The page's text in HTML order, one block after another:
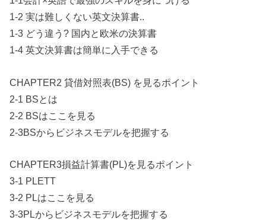
1-2 実は難しくない英文決算書..
1-3 どう違う? 国内と欧米の決算書
1-4 英文決算書は簡単に入手できる
CHAPTER2 貸借対照表(BS) を見るポイント
2-1 BSとは
2-2 BSはここを見る
2-3BSからビジネスモデルを把握する
CHAPTER3損益計算書(PL)を見るポイント
3-1 PLETT
3-2 PLはここを見る
3-3PLからビジネスモデルを把握する